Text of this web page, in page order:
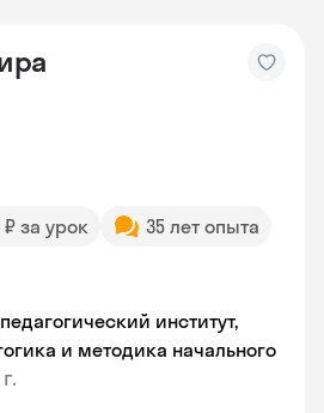
₽ за урок
35 лет опыта
институт,
и методика начального